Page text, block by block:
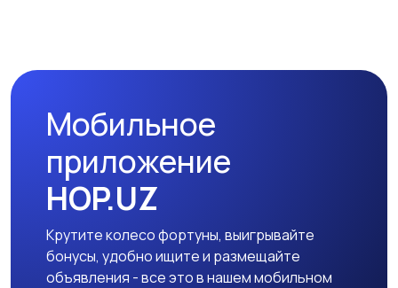
Мобильное
приложение
HOP.UZ
Крутите колесо фортуны, выигрывайте
бонусы, удобно ищите и размещайте
объявления - все это в нашем мобильном